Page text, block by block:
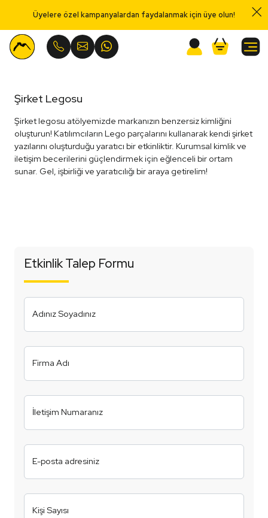
Üyelere özel kampanyalardan faydalanmak için üye olun!
Menu
Şirket Legosu
Şirket legosu atölyemizde markanızın benzersiz kimliğini
oluşturun! Katılımcıların Lego parçalarını kullanarak kendi şirket
yazılarını oluşturduğu yaratıcı bir etkinliktir. Kurumsal kimlik ve
iletişim becerilerini güçlendirmek için eğlenceli bir ortam
sunar. Gel, işbirliği ve yaratıcılığı bir araya getirelim!
Etkinlik Talep Formu
Adınız Soyadınız
Firma Adı
İletişim Numaranız
E-posta adresiniz
Kişi Sayısı